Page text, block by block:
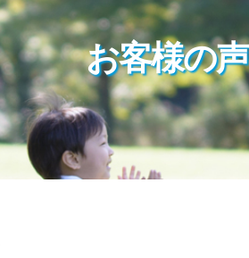
お客様の声